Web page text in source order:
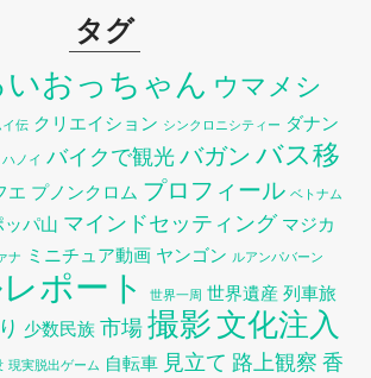
タグ
いおっちゃん ウマメシ
イ伝 クリエイション シンクロニシティー ダナン
ハノイ バイクで観光 バガン バス移
エ プノンクロム プロフィール ベトナム
ッパ山 マインドセッティング マジカ
ナ ミニチュア動画 ヤンゴン ルアンパバーン
ポート 世界一周 世界遺産 列車旅
少数民族 市場 撮影文化注入
現実脱出ゲーム 自転車 見立て 路上観察 香